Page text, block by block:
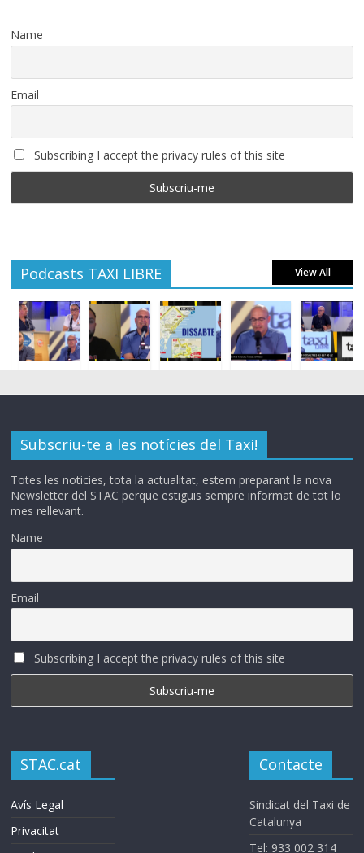
Name
Email
Subscribing I accept the privacy rules of this site
Podcasts TAXI LIBRE View All
Subscriu-te a les notícies del Taxi!
Totes les noticies, tota la actualitat, estem preparant la nova
Newsletter del STAC perque estiguis sempre informat de tot lo
mes rellevant.
Name
Email
Subscribing I accept the privacy rules of this site
STAC.cat
Avís Legal
Privacitat
Contacte
Sindicat del Taxi de
Catalunya
Tel: 933 002 314